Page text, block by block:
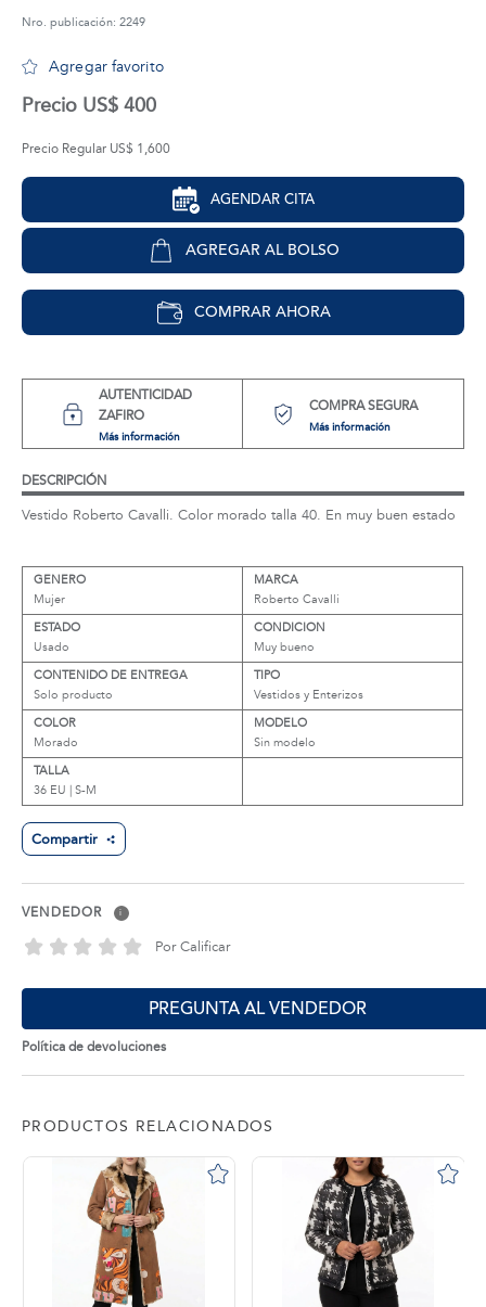
Nro. publicación: 2249
Agregar favorito
Precio US$ 400
Precio Regular US$ 1,600
AGENDAR CITA
AGREGAR AL BOLSO
COMPRAR AHORA
AUTENTICIDAD
ZAFIRO
Más información
COMPRA SEGURA
Más información
DESCRIPCIÓN
Vestido Roberto Cavalli. Color morado talla 40. En muy buen estado
GENERO
Mujer
MARCA
Roberto Cavalli
ESTADO
Usado
CONDICION
Muy bueno
CONTENIDO DE ENTREGA
Solo producto
TIPO
Vestidos y Enterizos
COLOR
Morado
MODELO
Sin modelo
TALLA
36 EU | S-M
Compartir
VENDEDOR i
Por Calificar
PREGUNTA AL VENDEDOR
Política de devoluciones
PRODUCTOS RELACIONADOS